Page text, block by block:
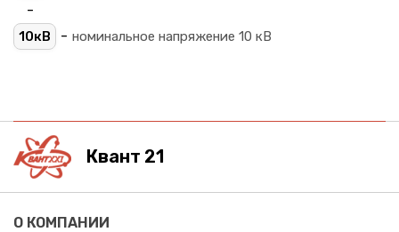
-
10кВ - номинальное напряжение 10 кВ
Квант 21
О КОМПАНИИ